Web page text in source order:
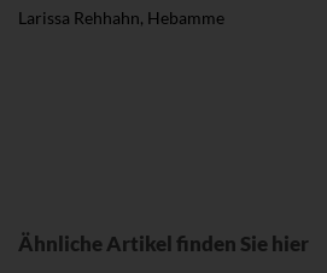
Larissa Rehhahn, Hebamme
Ähnliche Artikel finden Sie hier